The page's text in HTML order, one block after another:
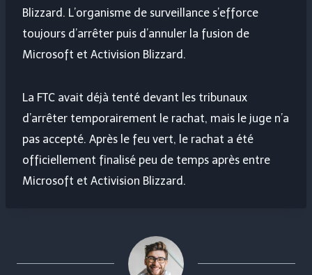
Blizzard. L’organisme de surveillance s’efforce
toujours d’arrêter puis d’annuler la fusion de
Microsoft et Activision Blizzard.
La FTC avait déjà tenté devant les tribunaux
d’arrêter temporairement le rachat, mais le juge n’a
pas accepté. Après le feu vert, le rachat a été
officiellement finalisé peu de temps après entre
Microsoft et Activision Blizzard.